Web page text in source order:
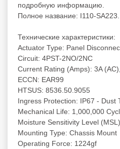
подробную информацию.
Полное название: I110-SA223.
Технические характеристики:
Actuator Type: Panel
Circuit: 4PST-2NO/2NC
Current Rating (Amps): 3A
ECCN: EAR99
HTSUS: 8536.50.9055
Ingress Protection: IP67 - Dust
Mechanical Life: 1,000,000
Moisture Sensitivity Level
Mounting Type: Chassis Mount
Operating Force: 1224gf